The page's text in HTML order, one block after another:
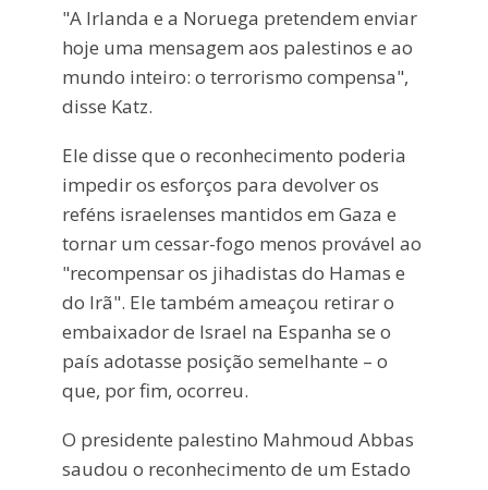
"A Irlanda e a Noruega pretendem enviar
hoje uma mensagem aos palestinos e ao
mundo inteiro: o terrorismo compensa",
disse Katz.
Ele disse que o reconhecimento poderia
impedir os esforços para devolver os
reféns israelenses mantidos em Gaza e
tornar um cessar-fogo menos provável ao
"recompensar os jihadistas do Hamas e
do Irã". Ele também ameaçou retirar o
embaixador de Israel na Espanha se o
país adotasse posição semelhante – o
que, por fim, ocorreu.
O presidente palestino Mahmoud Abbas
saudou o reconhecimento de um Estado